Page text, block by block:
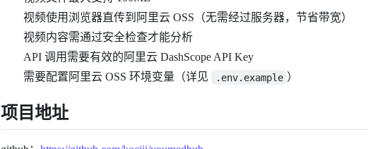
视频使用浏览器直传到阿里云 OSS（无需经过服务器，节省带宽）
视频内容需通过安全检查才能分析
API 调用需要有效的阿里云 DashScope API Key
需要配置阿里云 OSS 环境变量（详见
.env.example ）
项目地址